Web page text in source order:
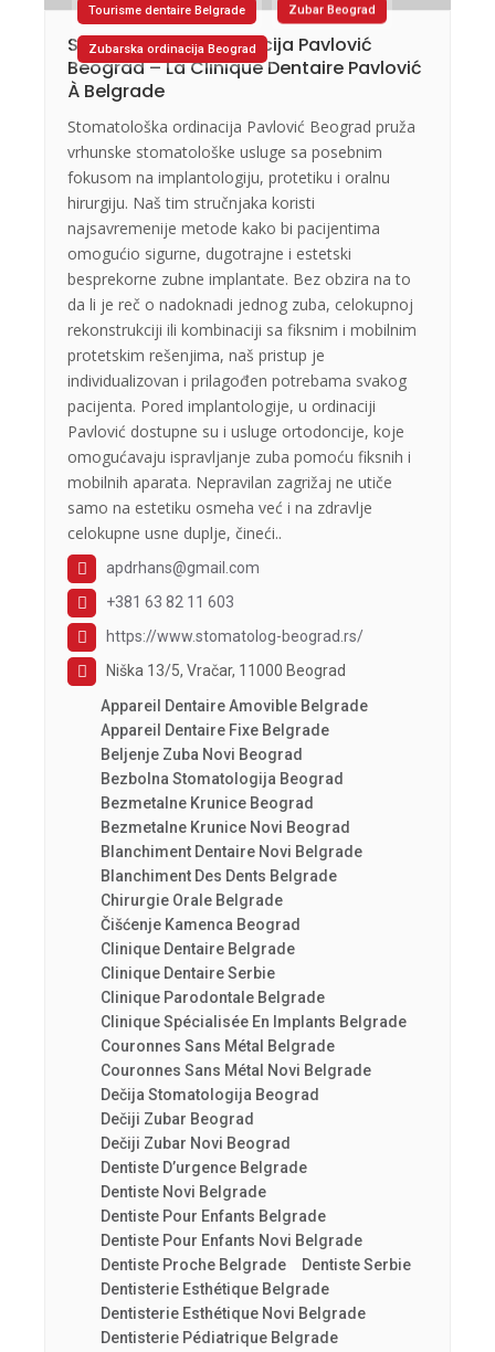
Tourisme dentaire Belgrade Zubar Beograd
Zubarska ordinacija Beograd
Stomatološka Ordinacija Pavlović
Beograd – La Clinique Dentaire Pavlović
À Belgrade
Stomatološka ordinacija Pavlović Beograd pruža
vrhunske stomatološke usluge sa posebnim
fokusom na implantologiju, protetiku i oralnu
hirurgiju. Naš tim stručnjaka koristi
najsavremenije metode kako bi pacijentima
omogućio sigurne, dugotrajne i estetski
besprekorne zubne implantate. Bez obzira na to
da li je reč o nadoknadi jednog zuba, celokupnoj
rekonstrukciji ili kombinaciji sa fiksnim i mobilnim
protetskim rešenjima, naš pristup je
individualizovan i prilagođen potrebama svakog
pacijenta. Pored implantologije, u ordinaciji
Pavlović dostupne su i usluge ortodoncije, koje
omogućavaju ispravljanje zuba pomoću fiksnih i
mobilnih aparata. Nepravilan zagrižaj ne utiče
samo na estetiku osmeha već i na zdravlje
celokupne usne duplje, čineći..
apdrhans@gmail.com
+381 63 82 11 603
https://www.stomatolog-beograd.rs/
Niška 13/5, Vračar, 11000 Beograd
Appareil Dentaire Amovible Belgrade
Appareil Dentaire Fixe Belgrade
Beljenje Zuba Novi Beograd
Bezbolna Stomatologija Beograd
Bezmetalne Krunice Beograd
Bezmetalne Krunice Novi Beograd
Blanchiment Dentaire Novi Belgrade
Blanchiment Des Dents Belgrade
Chirurgie Orale Belgrade
Čišćenje Kamenca Beograd
Clinique Dentaire Belgrade
Clinique Dentaire Serbie
Clinique Parodontale Belgrade
Clinique Spécialisée En Implants Belgrade
Couronnes Sans Métal Belgrade
Couronnes Sans Métal Novi Belgrade
Dečija Stomatologija Beograd
Dečiji Zubar Beograd
Dečiji Zubar Novi Beograd
Dentiste D’urgence Belgrade
Dentiste Novi Belgrade
Dentiste Pour Enfants Belgrade
Dentiste Pour Enfants Novi Belgrade
Dentiste Proche Belgrade
Dentiste Serbie
Dentisterie Esthétique Belgrade
Dentisterie Esthétique Novi Belgrade
Dentisterie Pédiatrique Belgrade